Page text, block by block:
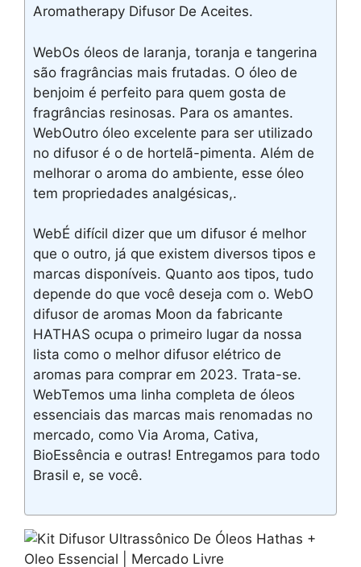
Aromatherapy Difusor De Aceites.
WebOs óleos de laranja, toranja e tangerina
são fragrâncias mais frutadas. O óleo de
benjoim é perfeito para quem gosta de
fragrâncias resinosas. Para os amantes.
WebOutro óleo excelente para ser utilizado
no difusor é o de hortelã-pimenta. Além de
melhorar o aroma do ambiente, esse óleo
tem propriedades analgésicas,.
WebÉ difícil dizer que um difusor é melhor
que o outro, já que existem diversos tipos e
marcas disponíveis. Quanto aos tipos, tudo
depende do que você deseja com o. WebO
difusor de aromas Moon da fabricante
HATHAS ocupa o primeiro lugar da nossa
lista como o melhor difusor elétrico de
aromas para comprar em 2023. Trata-se.
WebTemos uma linha completa de óleos
essenciais das marcas mais renomadas no
mercado, como Via Aroma, Cativa,
BioEssência e outras! Entregamos para todo
Brasil e, se você.